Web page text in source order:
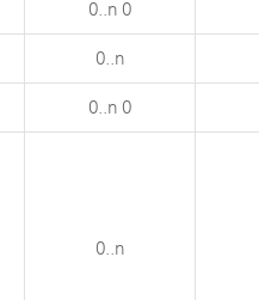
0..n 0
0..n
0..n 0
0..n